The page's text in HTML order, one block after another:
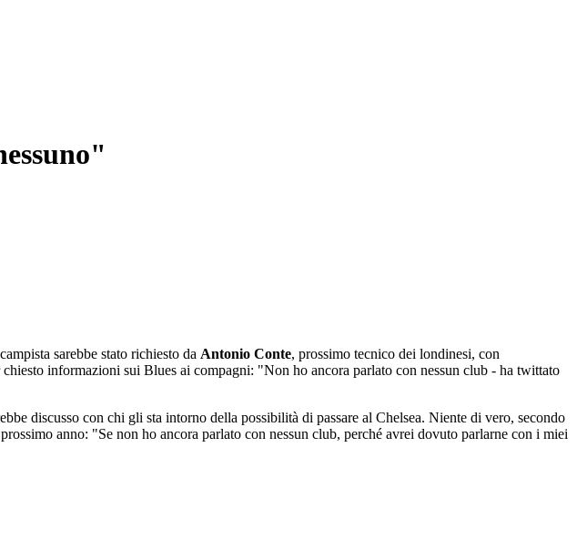
sarebbe stato richiesto da Antonio Conte, prossimo tecnico dei londinesi, con
informazioni sui Blues ai compagni: "Non ho ancora parlato con nessun club - ha twittato
discusso con chi gli sta intorno della possibilità di passare al Chelsea. Niente di vero, secondo
anno: "Se non ho ancora parlato con nessun club, perché avrei dovuto parlarne con i miei